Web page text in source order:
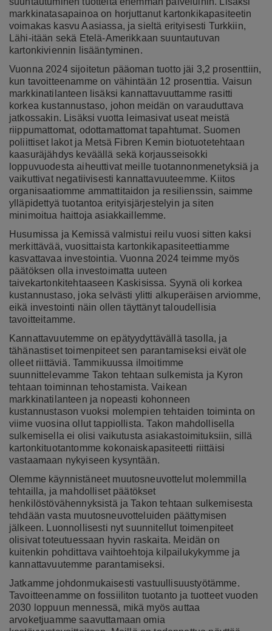
markkinatasapainoa on horjuttanut kartonkikapasiteetin
voimakas kasvu Aasiassa, ja sieltä erityisesti Turkkiin,
Lähi-itään sekä Etelä-Amerikkaan suuntautuvan
kartonkiviennin lisääntyminen.
Vuonna 2024 sijoitetun pääoman tuotto jäi 3,2 prosenttiin,
kun tavoitteenamme on vähintään 12 prosenttia. Vaisun
markkinatilanteen lisäksi kannattavuuttamme rasitti
korkea kustannustaso, johon meidän on varauduttava
jatkossakin. Lisäksi vuotta leimasivat useat meistä
riippumattomat, odottamattomat tapahtumat. Suomen
poliittiset lakot ja Metsä Fibren Kemin biotuotetehtaan
kaasuräjähdys keväällä sekä korjausseisokki
loppuvuodesta aiheuttivat meille tuotannonmenetyksiä ja
vaikuttivat negatiivisesti kannattavuuteemme. Kiitos
organisaatiomme ammattitaidon ja resilienssin, saimme
ylläpidettyä tuotantoa erityisjärjestelyin ja siten
minimoitua haittoja asiakkaillemme.
Husumissa ja Kemissä valmistui reilu vuosi sitten kaksi
merkittävää, vuosittaista kartonkikapasiteettiamme
kasvattavaa investointia. Vuonna 2024 teimme myös
päätöksen olla investoimatta uuteen
taivekartonkitehtaaseen Kaskisissa. Syynä oli korkea
kustannustaso, joka selvästi ylitti alkuperäisen arviomme,
eikä investointi näin ollen täyttänyt taloudellisia
tavoitteitamme.
Kannattavuutemme on epätyydyttävällä tasolla, ja
tähänastiset toimenpiteet sen parantamiseksi eivät ole
olleet riittäviä. Tammikuussa ilmoitimme
suunnittelevamme Takon tehtaan sulkemista ja Kyron
tehtaan toiminnan tehostamista. Vaikean
markkinatilanteen ja nopeasti kohonneen
kustannustason vuoksi molempien tehtaiden toiminta on
viime vuosina ollut tappiollista. Takon mahdollisella
sulkemisella ei olisi vaikutusta asiakastoimituksiin, sillä
kartonkituotantomme kokonaiskapasiteetti riittäisi
vastaamaan nykyiseen kysyntään.
Olemme käynnistäneet muutosneuvottelut molemmilla
tehtailla, ja mahdolliset päätökset
henkilöstövähennyksistä ja Takon tehtaan sulkemisesta
tehdään vasta muutosneuvotteluiden päättymisen
jälkeen. Luonnollisesti nyt suunnitellut toimenpiteet
olisivat toteutuessaan hyvin raskaita. Meidän on
kuitenkin pohdittava vaihtoehtoja kilpailukykymme ja
kannattavuutemme parantamiseksi.
Jatkamme johdonmukaisesti vastuullisuustyötämme.
Tavoitteenamme on fossiiliton tuotanto ja tuotteet vuoden
2030 loppuun mennessä, mikä myös auttaa
arvoketjuamme saavuttamaan omia